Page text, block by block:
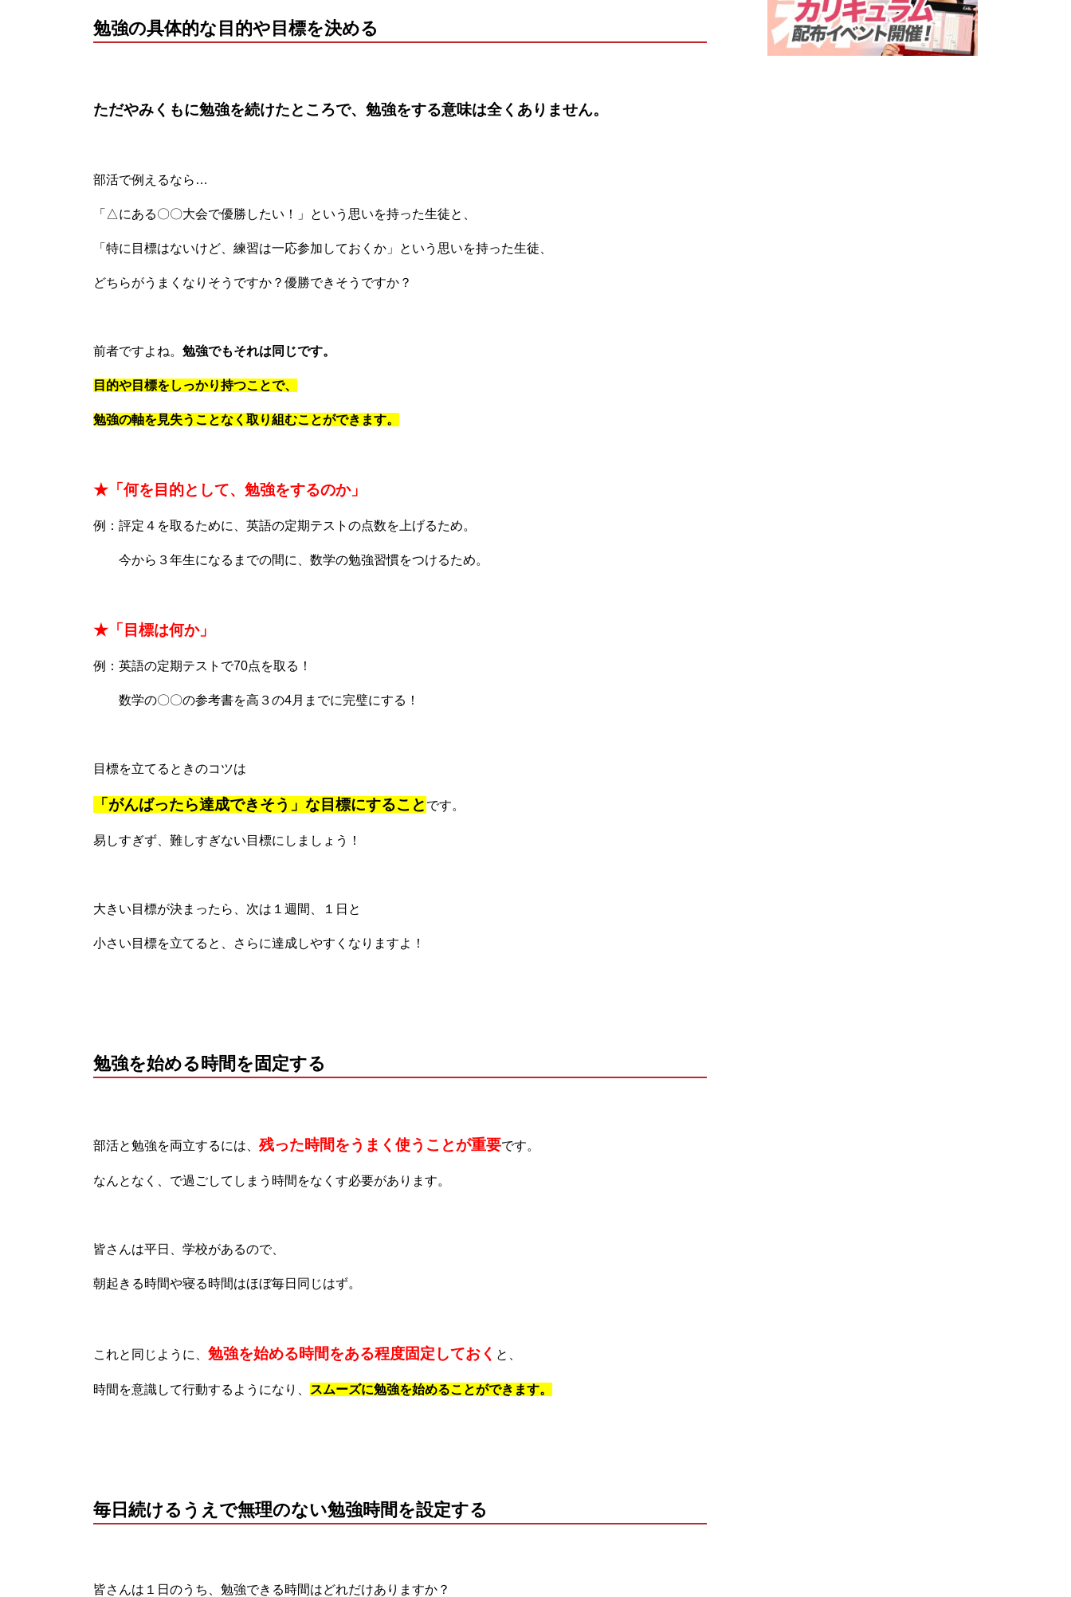
勉強の具体的な目的や目標を決める
ただやみくもに勉強を続けたところで、勉強をする意味は全くありません。
部活で例えるなら…
「△にある〇〇大会で優勝したい！」という思いを持った生徒と、
「特に目標はないけど、練習は一応参加しておくか」という思いを持った生徒、
どちらがうまくなりそうですか？優勝できそうですか？
前者ですよね。 勉強でもそれは同じです。
目的や目標をしっかり持つことで、
勉強の軸を見失うことなく取り組むことができます。
★「何を目的として、勉強をするのか」
例：評定４を取るために、英語の定期テストの点数を上げるため。
今から３年生になるまでの間に、数学の勉強習慣をつけるため。
★「目標は何か」
例：英語の定期テストで70点を取る！
数学の〇〇の参考書を高３の4月までに完璧にする！
目標を立てるときのコツは
「がんばったら達成できそう」な目標にすること です。
易しすぎず、難しすぎない目標にしましょう！
大きい目標が決まったら、次は１週間、１日と
小さい目標を立てると、さらに達成しやすくなりますよ！
勉強を始める時間を固定する
部活と勉強を両立するには、 残った時間をうまく使うことが重要です。
なんとなく、で過ごしてしまう時間をなくす必要があります。
皆さんは平日、学校があるので、
朝起きる時間や寝る時間はほぼ毎日同じはず。
これと同じように、 勉強を始める時間をある程度固定しておく と、
時間を意識して行動するようになり、 スムーズに勉強を始めることができます。
毎日続けるうえで無理のない勉強時間を設定する
皆さんは１日のうち、勉強できる時間はどれだけありますか？